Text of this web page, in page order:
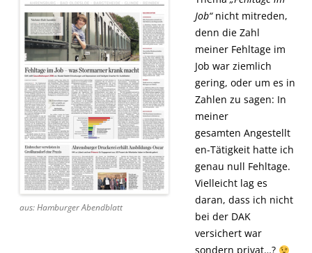
aus: Hamburger Abendblatt
Job“nicht mitreden,
denn die Zahl
meiner Fehltage im
Job war ziemlich
gering, oder um es in
Zahlen zu sagen: In
meiner
gesamten Angestellt
en-Tätigkeit hatte ich
genau null Fehltage.
Vielleicht lag es
daran, dass ich nicht
bei der DAK
versichert war
sondern privat…?